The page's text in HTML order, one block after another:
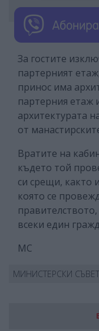
За гостите
партерният
принос има
партерния етаж
архитектурата
от
Вратите на
където той
си срещи, както
която се
всеки един
МС
МИНИСТЕРСКИ СЪВЕТ